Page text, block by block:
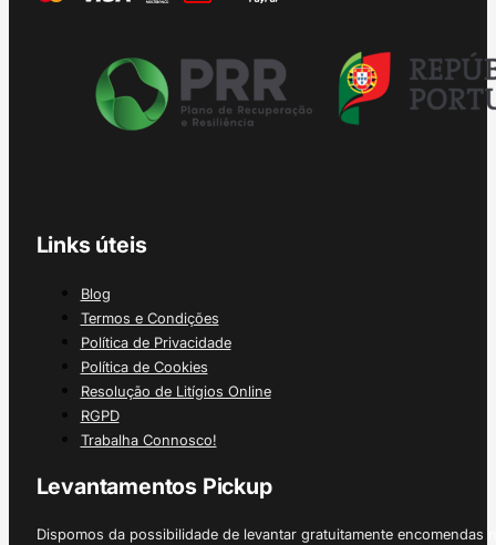
Links úteis
Blog
Termos e Condições
Política de Privacidade
Política de Cookies
Resolução de Litígios Online
RGPD
Trabalha Connosco!
Levantamentos Pickup
Dispomos da possibilidade de levantar gratuitamente